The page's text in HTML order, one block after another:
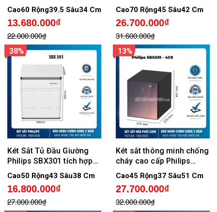
Khối, Vân Tay Định Danh,
Cảnh Báo Trộm Về Điện
Thoại
Cao60 Rộng39.5 Sâu34 Cm
13.680.000₫
22.000.000₫
Tay Điện Tử Bảo Mật Cao,
Không cảnh báo qua điện
thoại
Cao70 Rộng45 Sâu42 Cm
26.700.000₫
31.600.000₫
38%
Két Sắt Tủ Đầu Giường
Philips SBX301 tích hợp
sạc không dây
Cao50 Rộng43 Sâu38 Cm
16.800.000₫
27.000.000₫
13%
Két sắt thông minh chống
cháy cao cấp Philips
SBX501-4C0, Không cảnh
báo qua điện thoại
Cao45 Rộng37 Sâu51 Cm
27.700.000₫
32.000.000₫